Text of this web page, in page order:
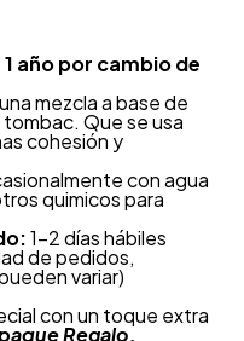
año por cambio de
mezcla a base de
Que se usa
cohesión y
con agua
quimicos para
1-2 días hábiles
de pedidos,
variar)
con un toque extra
Regalo.